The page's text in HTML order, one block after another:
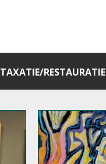
TAXATIE/RESTAURATIE